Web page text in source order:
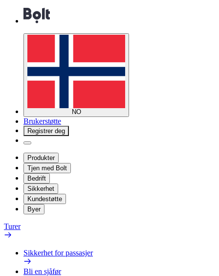
NO
Brukerstøtte
Registrer deg
Produkter
Tjen med Bolt
Bedrift
Sikkerhet
Kundestøtte
Byer
Turer
Sikkerhet for passasjer
Bli en sjåfør